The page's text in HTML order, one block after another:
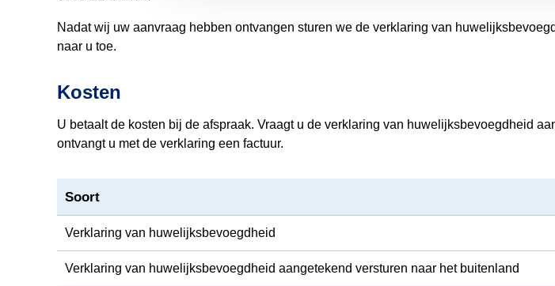
Nadat wij uw aanvraag hebben ontvangen sturen we de verklaring van
naar u toe.
Kosten
U betaalt de kosten bij de afspraak. Vraagt u de verklaring van huwelijksbevoegdheid
ontvangt u met de verklaring een factuur.
Soort
Verklaring van huwelijksbevoegdheid
Verklaring van huwelijksbevoegdheid aangetekend versturen naar het buitenland